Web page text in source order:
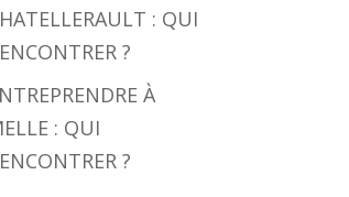
: QUI
?
À
: QUI
?